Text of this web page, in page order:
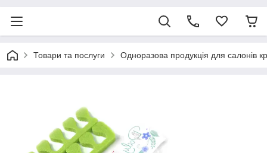
Товари та послуги Одноразова продукція для салонів